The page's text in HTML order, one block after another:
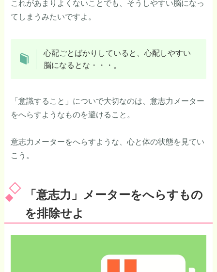
これがあまりよくないことでも、そうしやすい脳になっ
てしまうみたいですよ。
心配ごとばかりしていると、心配しやすい
脳になるとな・・・。
「意識すること」についで大切なのは、意志力メーター
をへらすようなものを避けること。
意志力メーターをへらすような、心と体の状態を見てい
こう。
「意志力」メーターをへらすもの
を排除せよ